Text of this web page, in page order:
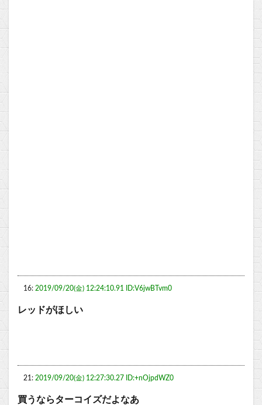
16: 2019/09/20(金) 12:24:10.91 ID:V6jwBTvm0
レッドがほしい
21: 2019/09/20(金) 12:27:30.27 ID:+nOjpdWZ0
買うならターコイズだよなあ